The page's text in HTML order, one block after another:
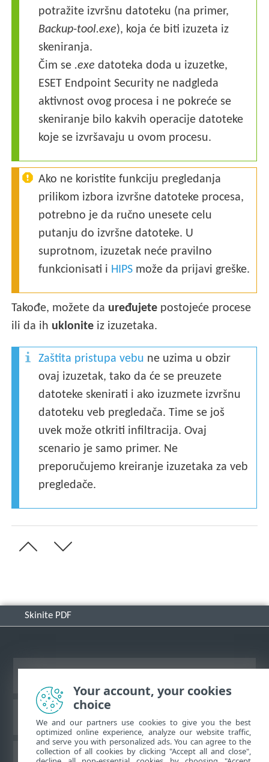
potražite izvršnu datoteku (na primer,
Backup-tool.exe), koja će biti izuzeta iz
skeniranja.
Čim se .exe datoteka doda u izuzetke,
ESET Endpoint Security ne nadgleda
aktivnost ovog procesa i ne pokreće se
skeniranje bilo kakvih operacije datoteke
koje se izvršavaju u ovom procesu.
Ako ne koristite funkciju pregledanja
prilikom izbora izvršne datoteke procesa,
potrebno je da ručno unesete celu
putanju do izvršne datoteke. U
suprotnom, izuzetak neće pravilno
funkcionisati i HIPS može da prijavi greške.
Takođe, možete da uređujete postojeće procese
ili da ih uklonite iz izuzetaka.
Zaštita pristupa vebu ne uzima u obzir
ovaj izuzetak, tako da će se preuzete
datoteke skenirati i ako izuzmete izvršnu
datoteku veb pregledača. Time se još
uvek može otkriti infiltracija. Ovaj
scenario je samo primer. Ne
preporučujemo kreiranje izuzetaka za veb
pregledače.
Skinite PDF
ESET Forum
ESET baza znanja
Your account, your cookies
choice
We and our partners use cookies to give you the best
optimized online experience, analyze our website traffic,
and serve you with personalized ads. You can agree to the
collection of all cookies by clicking "Accept all and close",